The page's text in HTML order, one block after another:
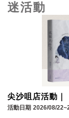
迷活動
尖沙咀店活動
為什麼還是孤獨
活動日期 2026/08/